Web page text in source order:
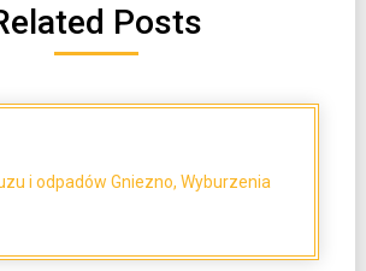
Posts
i odpadów Gniezno, Wyburzenia